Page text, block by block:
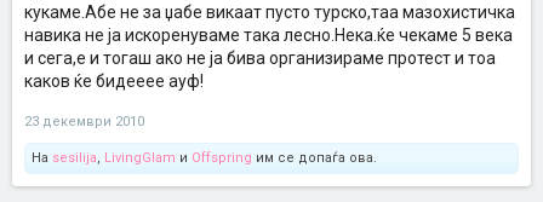
кукаме.Абе не за џабе викаат пусто турско,таа мазохистичка
навика не ја искоренуваме така лесно.Нека.ќе чекаме 5 века
и сега,е и тогаш ако не ја бива организираме протест и тоа
каков ќе бидееее ауф!
23 декември 2010
На sesilija, LivingGlam и Offspring им се допаѓа ова.